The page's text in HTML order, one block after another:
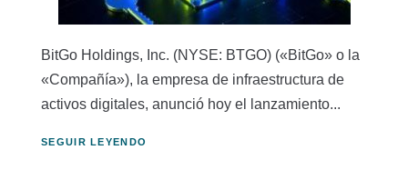
BitGo Holdings, Inc. (NYSE: BTGO) («BitGo» o la
«Compañía»), la empresa de infraestructura de
activos digitales, anunció hoy el lanzamiento...
SEGUIR LEYENDO